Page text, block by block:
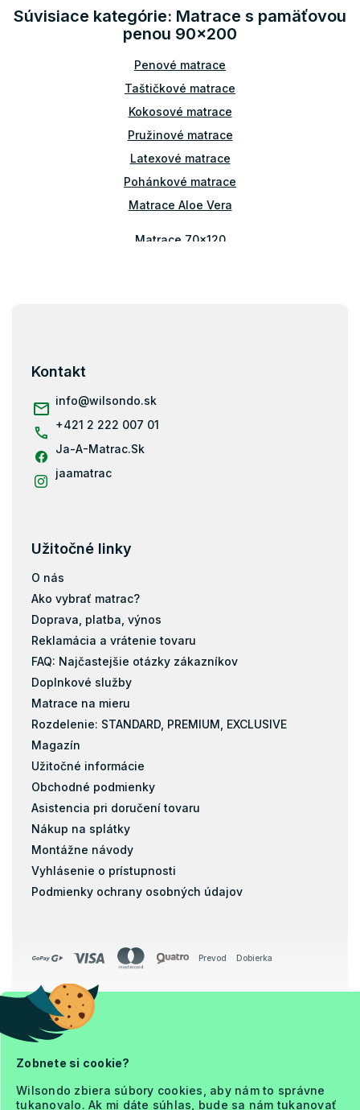
Zobnete si cookie?
Wilsondo zbiera súbory cookies, aby nám to správne
tukanovalo. Ak mi dáte súhlas, bude sa nám tukanovať
a
c
e
p
r
v
k
y
v
ý
p
i
u
Súvisiace kategórie: Matrace s pamäťovou
penou 90x200
Penové matrace
Taštičkové matrace
Kokosové matrace
Pružinové matrace
Latexové matrace
Pohánkové matrace
Matrace Aloe Vera
Matrace 70x120
Matrace 80x184
Matrace 80x190
Matrace 90x190
Matrace 200x180
Matrace 200x200
Matrace 120x184
Latex
Pohánkové matrace
pohankove-matrace
Pružiny
Matrace s pamäťovou penou 70x160
Matrace s pamäťovou penou 80x160
Matrace s pamäťovou penou 90x180
Matrace s pamäťovou penou 80x184
Kontakt
info@wilsondo.sk
+421 2 222 007 01
Ja-A-Matrac.Sk
jaamatrac
Užitočné linky
O nás
Ako vybrať matrac?
Doprava, platba, výnos
Reklamácia a vrátenie tovaru
FAQ: Najčastejšie otázky zákazníkov
Doplnkové služby
Matrace na mieru
Rozdelenie: STANDARD, PREMIUM, EXCLUSIVE
Magazín
Užitočné informácie
Obchodné podmienky
Asistencia pri doručení tovaru
Nákup na splátky
Montážne návody
Vyhlásenie o prístupnosti
Podmienky ochrany osobných údajov
Prevod Dobierka
Copyright 2026
Ja a Matrac
Upraviť nastavenie cookies